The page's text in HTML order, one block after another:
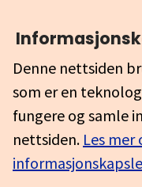
Denne nettsiden
som er en
fungere og samle
nettsiden. Les mer